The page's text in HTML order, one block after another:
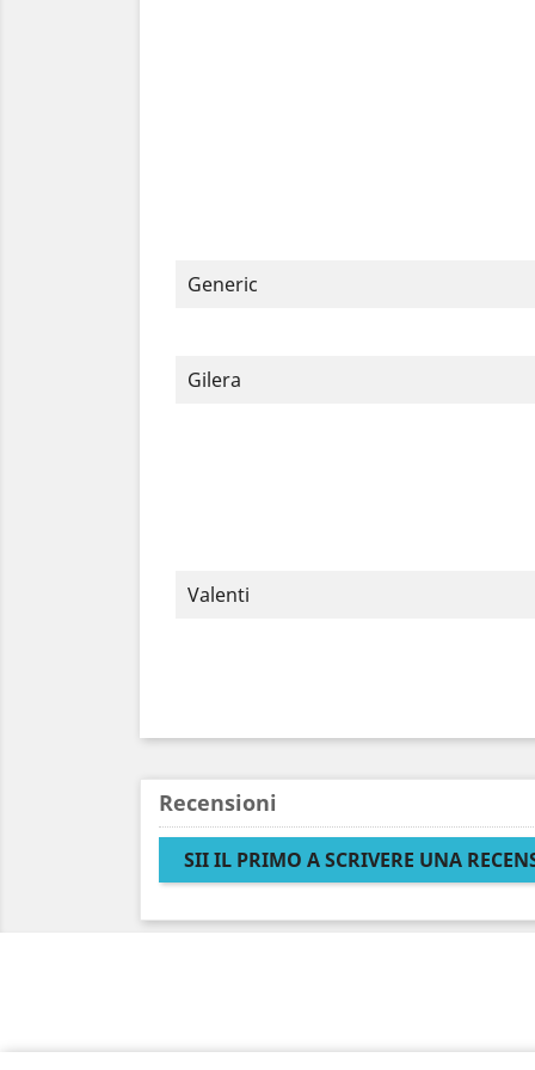
Generic
Gilera
Valenti
Recensioni
SII IL PRIMO A SCRIVERE UNA